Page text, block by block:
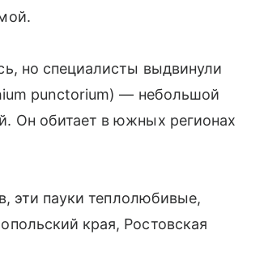
но специалисты выдвинули
punctorium) — небольшой
Он обитает в южных регионах
эти пауки теплолюбивые,
края, Ростовская